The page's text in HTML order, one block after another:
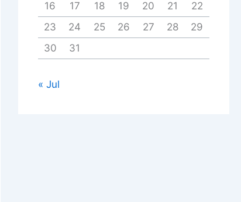
16
17 18 19 20 21
22
23
24 25 26 27 28
29
30
31
« Jul